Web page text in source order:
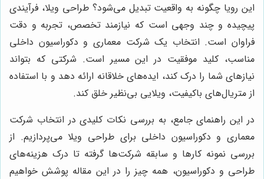
این رویا چگونه به واقعیت تبدیل می‌شود؟ طراحی ویلا، فرآیندی
پیچیده و چند وجهی است که نیازمند تخصص، تجربه و دقت
فراوان است. انتخاب یک شرکت معماری و دکوراسیون داخلی
مناسب، کلید موفقیت در این مسیر است. شرکتی که بتواند
نیازهای شما را درک کند، ایده‌های خلاقانه ارائه دهد و با استفاده
از متریال‌های باکیفیت، ویلایی بی‌نظیر خلق کند.
در این راهنمای جامع، به بررسی نکات کلیدی در انتخاب شرکت
معماری و دکوراسیون داخلی برای طراحی ویلا می‌پردازیم. از
بررسی نمونه کارها و سابقه شرکت‌ها گرفته تا درک هزینه‌های
طراحی و دکوراسیون، همه چیز را در این مقاله پوشش خواهیم